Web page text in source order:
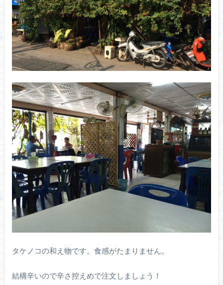
タケノコの和え物です。食感がたまりません。
結構辛いので辛さ控えめで注文しましょう！